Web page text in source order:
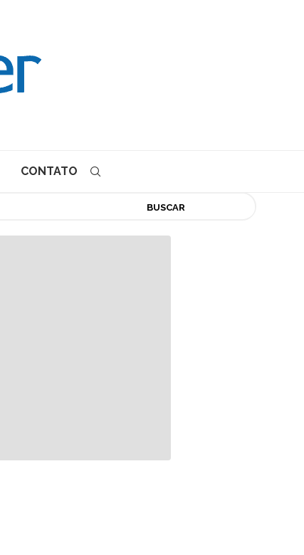
CONTATO
BUSCAR